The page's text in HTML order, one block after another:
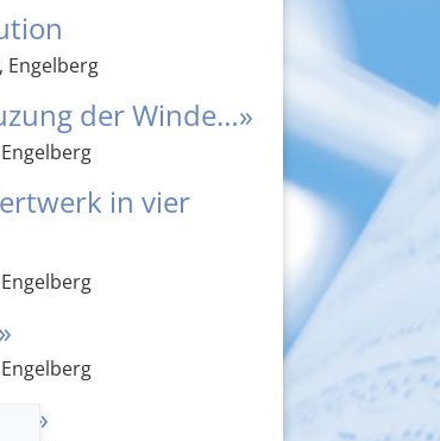
, Engelberg
der Winde…»
in vier